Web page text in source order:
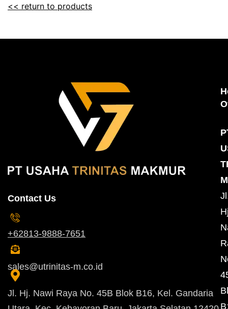
<< return to products
Contact Us
+62813-9888-7651
sales@utrinitas-m.co.id
Jl. Hj. Nawi Raya No. 45B Blok B16, Kel. Gandaria